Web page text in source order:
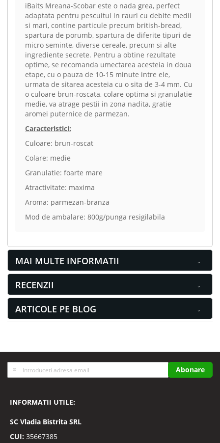
iBaits Mreana-Scobar este o nada grea, perfect
adaptata pentru pescuitul in rauri cu debite medii
si mari, contine particule precum british-bread,
spartura de porumb, spartura de diferite tipuri de
micro seminte, diverse cereale, precum si alte
ingrediente secrete. Pentru a obtine rezultate
optime, se recomanda umectarea acesteia in doua
etape, cu o pauza de 10-15 minute intre ele,
urmata de sitarea acesteia cu o sita de 3-4 mm. Cu
o culoare brun-roscata, colare optima si granulatie
medie, va atrage pestii in zona nadita, gratie
aromei puternice de parmezan.
Caracteristici:
Culoare: brun-roscat
Colare: medie
Granulatie: foarte mare
Atractivitate: maxima
Aroma: parmezan-branza
Mod de ambalare: 800g/punga resigilabila
MAI MULTE INFORMATII
RECENZII
ARTICOLE PE BLOG
Inscrieti-
va
noastre
Abonare
INFORMATII UTILE:
SC Vladia Bistrita SRL
CUI: 35667385